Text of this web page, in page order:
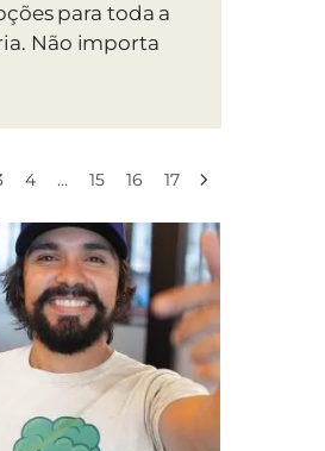
para toda a
Não importa
4 … 15 16 17